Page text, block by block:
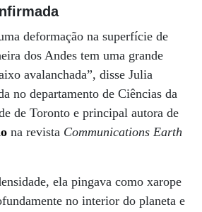
deformação na superfície de
dos Andes tem uma grande
avalanchada”, disse Julia
no departamento de Ciências da
de Toronto e principal autora de
na revista Communications Earth
ela pingava como xarope
no interior do planeta e